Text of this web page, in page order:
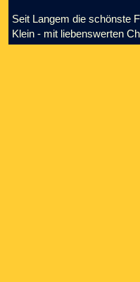
Seit Langem die schönste
Klein - mit liebenswerten